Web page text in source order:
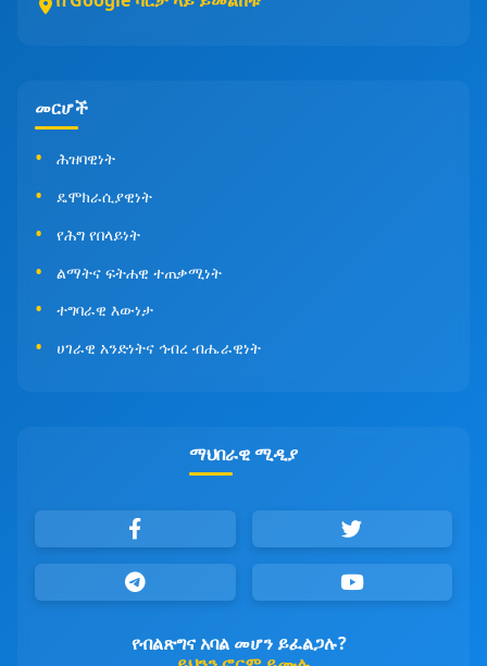
መርሆች
ሕዝባዊነት
ዴሞክራሲያዊነት
የሕግ የበላይነት
ልማትና ፍትሐዊ ተጠቃሚነት
ተግባራዊ እውነታ
ሀገራዊ አንድነትና ኅብረ ብሔራዊነት
ማህበራዊ ሚዲያ
የብልጽግና አባል መሆን ይፈልጋሉ?